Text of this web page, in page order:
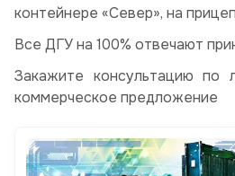
контейнере «Север», на
Все ДГУ на 100% отвечают
Закажите консультацию по
коммерческое предложение